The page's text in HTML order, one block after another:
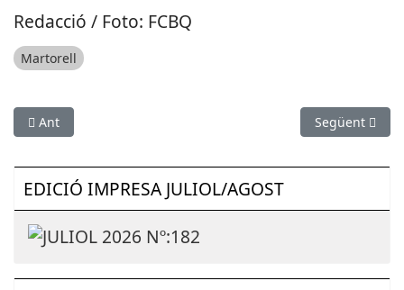
Redacció / Foto: FCBQ
Martorell
Article anterior: ESPORTS (ATLETISME): El Cornellà Atlètic,
Ant Article
Següent
EDICIÓ IMPRESA JULIOL/AGOST